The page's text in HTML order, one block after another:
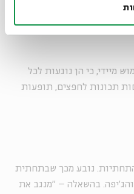
מיידי, כי הן נוגעות לכל
תכונות לחפצים, תופעות
נובע מכך שבתחתית
בהשאלה – "מנגב את